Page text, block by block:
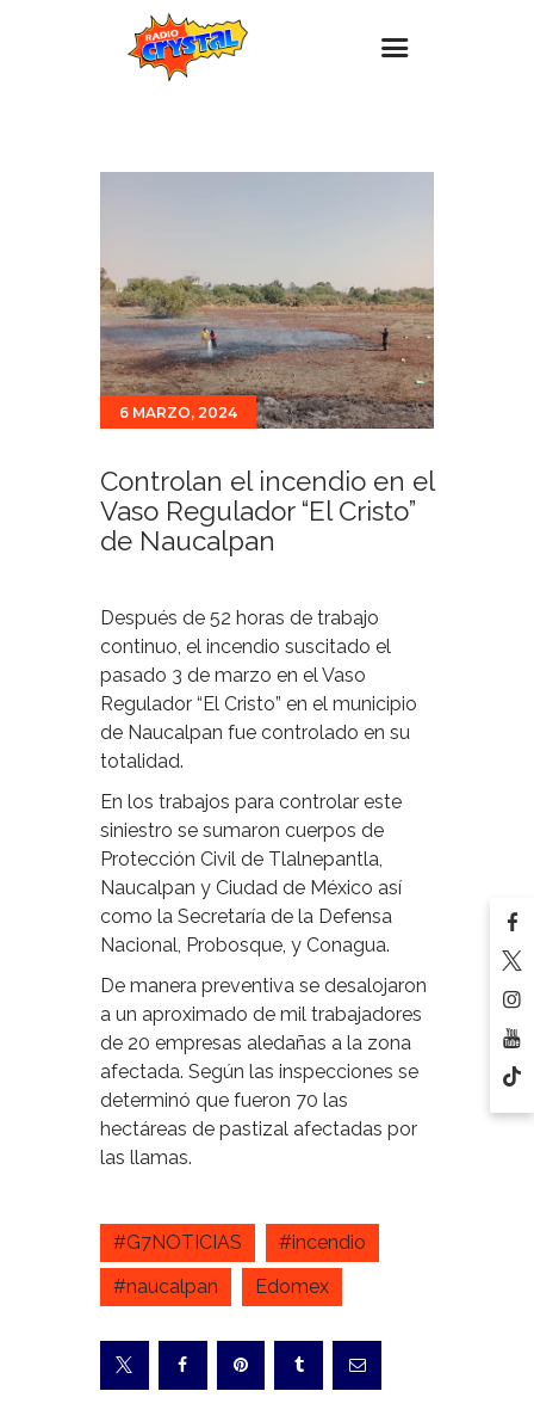
Promociones
Noticias
Para ti
Contacto
6 MARZO, 2024
Controlan el incendio en el
Vaso Regulador “El Cristo”
de Naucalpan
Después de 52 horas de trabajo
continuo, el incendio suscitado el
pasado 3 de marzo en el Vaso
Regulador “El Cristo” en el municipio
de Naucalpan fue controlado en su
totalidad.
En los trabajos para controlar este
siniestro se sumaron cuerpos de
Protección Civil de Tlalnepantla,
Naucalpan y Ciudad de México así
como la Secretaría de la Defensa
Nacional, Probosque, y Conagua.
De manera preventiva se desalojaron
a un aproximado de mil trabajadores
de 20 empresas aledañas a la zona
afectada. Según las inspecciones se
determinó que fueron 70 las
hectáreas de pastizal afectadas por
las llamas.
#G7NOTICIAS
#incendio
#naucalpan
Edomex